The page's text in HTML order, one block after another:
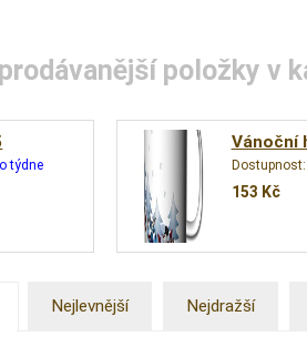
položky v
týdne
Vánoční
Dostupnost:
153 Kč
Nejlevnější Nejdražší